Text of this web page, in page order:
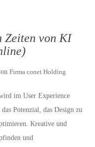
Zeiten von KI
Firma conet Holding
im User Experience
Potenzial, das Design zu
Kreative und
und